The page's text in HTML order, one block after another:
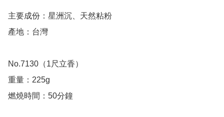
主要成份：星洲沉、天然粘粉
產地：台灣
No.7130（1尺立香）
重量：225g
燃燒時間：50分鐘